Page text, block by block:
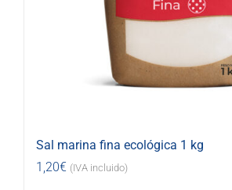
Sal marina fina ecológica 1 kg
1,20€ (IVA incluido)